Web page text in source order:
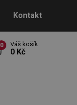
Kontakt
0 Váš košík
0 Kč